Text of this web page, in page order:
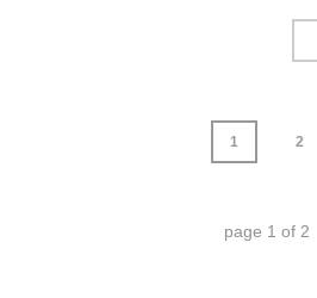
1 2
page 1 of 2